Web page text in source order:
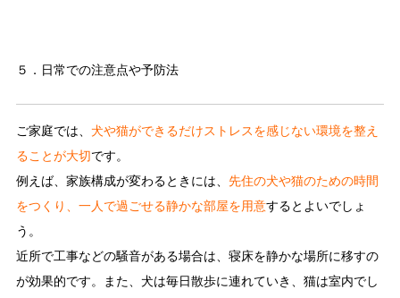
５．日常での注意点や予防法
ご家庭では、 犬や猫ができるだけストレスを感じない環境を整え
ることが大切です。
例えば、家族構成が変わるときには、 先住の犬や猫のための時間
をつくり、一人で過ごせる静かな部屋を用意するとよいでしょ
う。
近所で工事などの騒音がある場合は、寝床を静かな場所に移すの
が効果的です。また、犬は毎日散歩に連れていき、猫は室内でし